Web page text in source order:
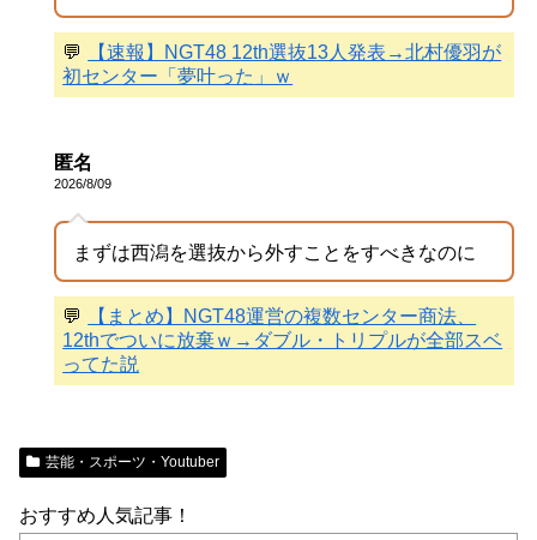
💬
【速報】NGT48 12th選抜13人発表→北村優羽が
初センター「夢叶った」ｗ
匿名
2026/8/09
まずは西潟を選抜から外すことをすべきなのに
💬
【まとめ】NGT48運営の複数センター商法、
12thでついに放棄ｗ→ダブル・トリプルが全部スベ
ってた説
芸能・スポーツ・Youtuber
おすすめ人気記事！